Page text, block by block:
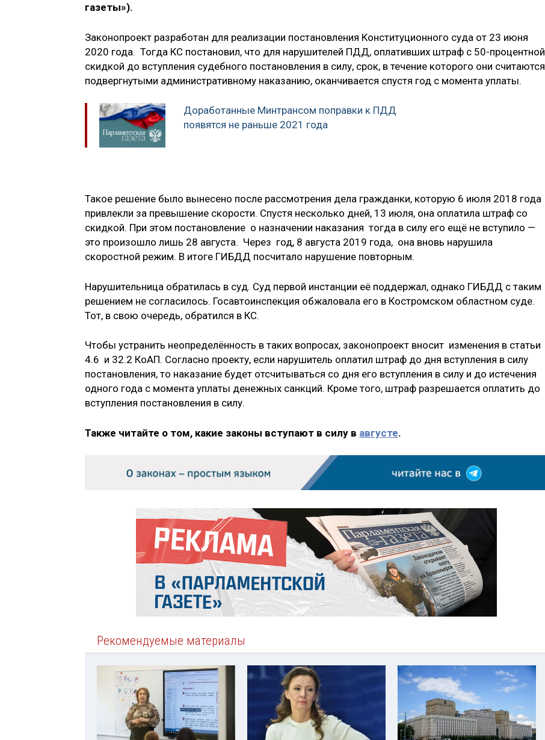
газеты»).
Законопроект разработан для реализации постановления Конституционного суда от 23 июня
2020 года. Тогда КС постановил, что для нарушителей ПДД, оплативших штраф с 50-процентной
скидкой до вступления судебного постановления в силу, срок, в течение которого они считаются
подвергнутыми административному наказанию, оканчивается спустя год с момента уплаты.
Доработанные Минтрансом поправки к ПДД
появятся не раньше 2021 года
Такое решение было вынесено после рассмотрения дела гражданки, которую 6 июля 2018 года
привлекли за превышение скорости. Спустя несколько дней, 13 июля, она оплатила штраф со
скидкой. При этом постановление о назначении наказания тогда в силу его ещё не вступило —
это произошло лишь 28 августа. Через год, 8 августа 2019 года, она вновь нарушила
скоростной режим. В итоге ГИБДД посчитало нарушение повторным.
Нарушительница обратилась в суд. Суд первой инстанции её поддержал, однако ГИБДД с таким
решением не согласилось. Госавтоинспекция обжаловала его в Костромском областном суде.
Тот, в свою очередь, обратился в КС.
Чтобы устранить неопределённость в таких вопросах, законопроект вносит изменения в статьи
4.6 и 32.2 КоАП. Согласно проекту, если нарушитель оплатил штраф до дня вступления в силу
постановления, то наказание будет отсчитываться со дня его вступления в силу и до истечения
одного года с момента уплаты денежных санкций. Кроме того, штраф разрешается оплатить до
вступления постановления в силу.
Также читайте о том, какие законы вступают в силу в августе.
Рекомендуемые материалы